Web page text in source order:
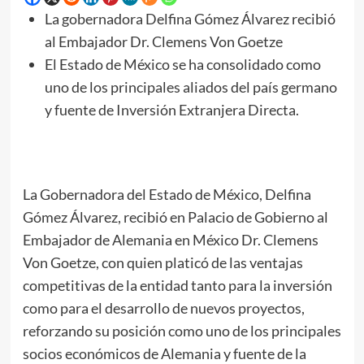
La gobernadora Delfina Gómez Álvarez recibió
al Embajador Dr. Clemens Von Goetze
El Estado de México se ha consolidado como
uno de los principales aliados del país germano
y fuente de Inversión Extranjera Directa.
La Gobernadora del Estado de México, Delfina
Gómez Álvarez, recibió en Palacio de Gobierno al
Embajador de Alemania en México Dr. Clemens
Von Goetze, con quien platicó de las ventajas
competitivas de la entidad tanto para la inversión
como para el desarrollo de nuevos proyectos,
reforzando su posición como uno de los principales
socios económicos de Alemania y fuente de la